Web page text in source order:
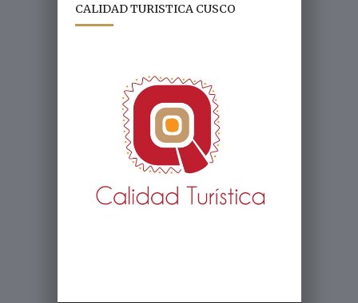
CALIDAD TURISTICA CUSCO